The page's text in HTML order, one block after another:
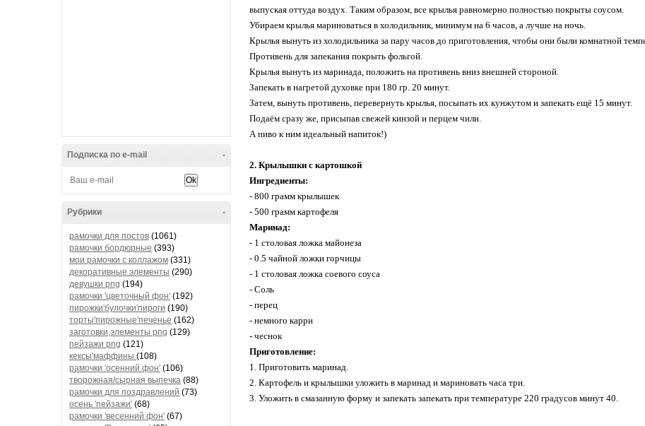
-
Подписка по e-mail
-
Рубрики
рамочки для постов (1061)
рамочки бордюрные (393)
мои рамочки с коллажом (331)
декоративные элементы (290)
девушки png (194)
рамочки 'цветочный фон' (192)
пирожки'булочки'пироги (190)
торты'пирожные'печенье (162)
заготовки,элементы png (129)
пейзажи png (121)
кексы'маффины (108)
рамочки 'осенний фон' (106)
творожная/сырная выпечка (88)
рамочки для поздравлений (73)
осень 'пейзажи' (68)
рамочки 'весенний фон' (67)
выпуская оттуда воздух. Таким образом, все крылья равномерно полностью покрыты соусом.
Убираем крылья мариноваться в холодильник, минимум на 6 часов, а лучше на ночь.
Крылья вынуть из холодильника за пару часов до приготовления, чтобы они были комнатной
Противень для запекания покрыть фольгой.
Крылья вынуть из маринада, положить на противень вниз внешней стороной.
Запекать в нагретой духовке при 180 гр. 20 минут.
Затем, вынуть противень, перевернуть крылья, посыпать их кунжутом и запекать ещё 15 минут.
Подаём сразу же, присыпав свежей кинзой и перцем чили.
А пиво к ним идеальный напиток!)
2. Крылышки с картошкой
Ингредиенты:
- 800 грамм крылышек
- 500 грамм картофеля
Маринад:
- 1 столовая ложка майонеза
- 0.5 чайной ложки горчицы
- 1 столовая ложка соевого соуса
- Соль
- перец
- немного карри
- чеснок
Приготовление:
1. Приготовить маринад.
2. Картофель и крылышки уложить в маринад и мариновать часа три.
3. Уложить в смазанную форму и запекать запекать при температуре 220 градусов минут 40.